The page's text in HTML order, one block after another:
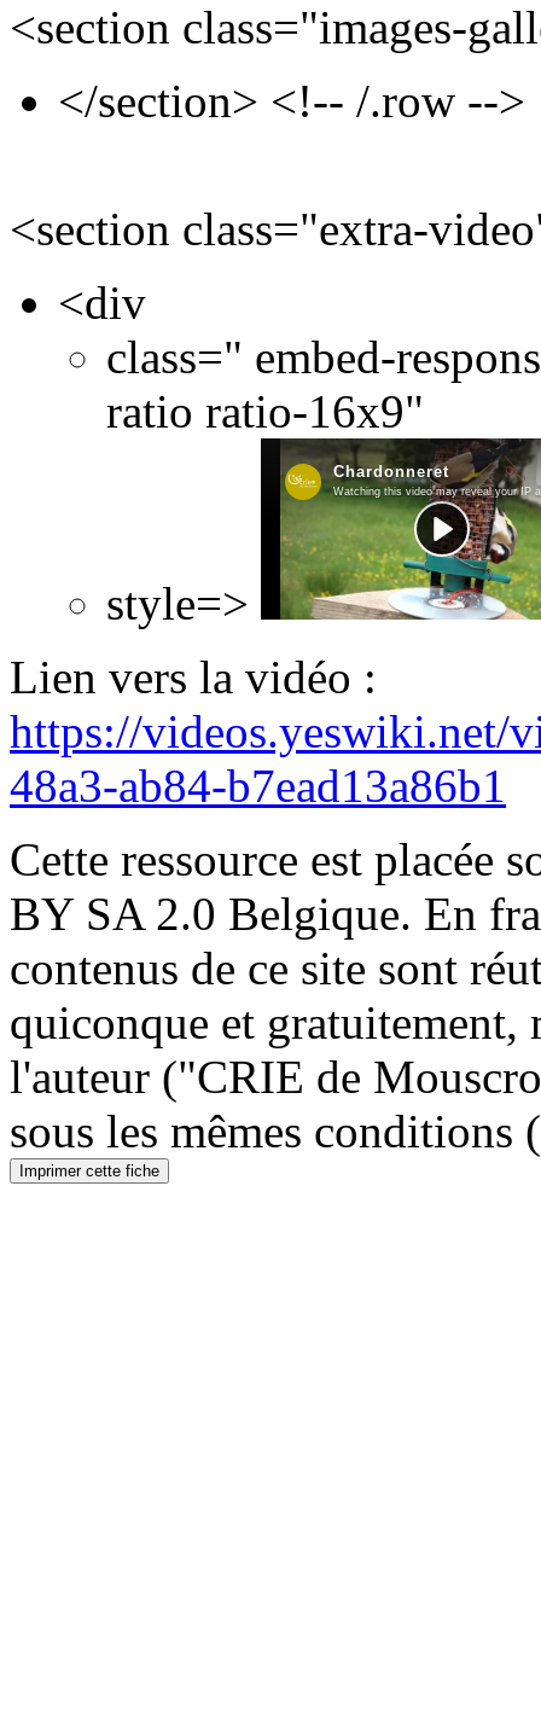
<section class="images-
</section> <!-- /.row -->
<section class="extra-
<div
class=" embed-
ratio ratio-16x9"
style=>
Lien vers la vidéo :
https://videos.yeswiki.net/
48a3-ab84-b7ead13a86b1
Cette ressource est placée
BY SA 2.0 Belgique. En
contenus de ce site sont
quiconque et
l'auteur ("CRIE de
sous les mêmes
Imprimer cette fiche